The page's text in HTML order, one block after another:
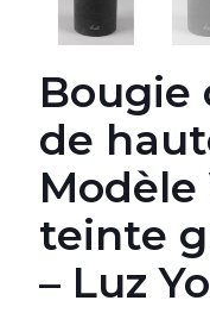
Bougie
de
Modèle
teinte
– Luz